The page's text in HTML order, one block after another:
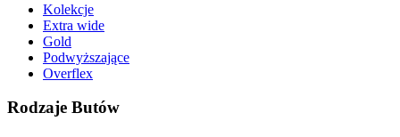
Kolekcje
Extra wide
Gold
Podwyższające
Overflex
Rodzaje Butów